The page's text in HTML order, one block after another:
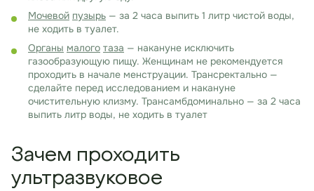
Мочевой пузырь — за 2 часа выпить 1 литр чистой воды,
не ходить в туалет.
Органы малого таза — накануне исключить
газообразующую пищу. Женщинам не рекомендуется
проходить в начале менструации. Трансректально —
сделайте перед исследованием и накануне
очистительную клизму. Трансамбдоминально — за 2 часа
выпить литр воды, не ходить в туалет
Зачем проходить
ультразвуковое